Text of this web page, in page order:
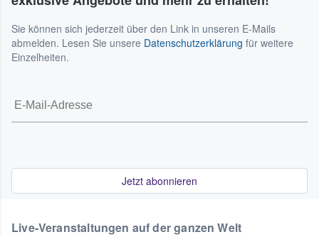
Sie können sich jederzeit über den Link in unseren E-Mails
abmelden. Lesen Sie unsere Datenschutzerklärung für weitere
Einzelheiten.
Jetzt abonnieren
Live-Veranstaltungen auf der ganzen Welt